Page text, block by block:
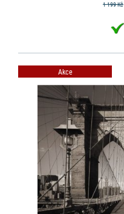
1 199 Kč
Akce